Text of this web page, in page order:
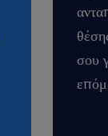
σου